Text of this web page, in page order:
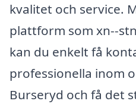
kvalitet och service.
plattform som xn--
kan du enkelt få
professionella inom
Burseryd och få det